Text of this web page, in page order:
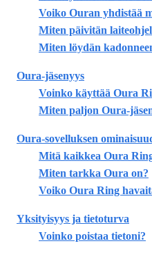
Voiko Ouran yhdistää
Miten päivitän
Miten löydän
Oura-jäsenyys
Voinko käyttää Oura
Miten paljon Oura-
Oura-sovelluksen
Mitä kaikkea Oura
Miten tarkka Oura on?
Voiko Oura Ring
Yksityisyys ja tietoturva
Voinko poistaa tietoni?